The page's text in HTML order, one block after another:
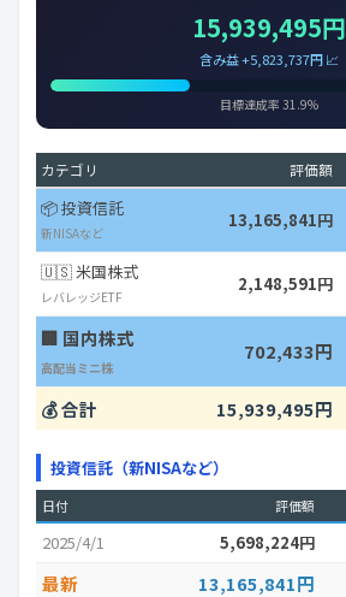
15,939,495円
含み益 +5,823,737円 📈
目標達成率 31.9%
カテゴリ 評価額
📦 投資信託
新NISAなど
13,165,841円
🇺🇸 米国株式
レバレッジETF
2,148,591円
🏢 国内株式
高配当ミニ株
702,433円
💰 合計 15,939,495円
投資信託（新NISAなど）
日付 評価額
2025/4/1 5,698,224円
最新 13,165,841円